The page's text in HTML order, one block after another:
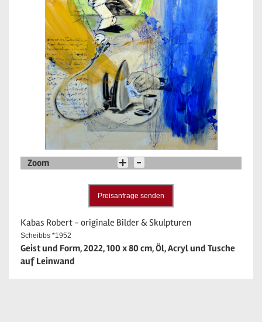
Zoom
Preisanfrage senden
Kabas Robert - originale Bilder & Skulpturen
Scheibbs *1952
Geist und Form, 2022, 100 x 80 cm, Öl, Acryl und Tusche
auf Leinwand